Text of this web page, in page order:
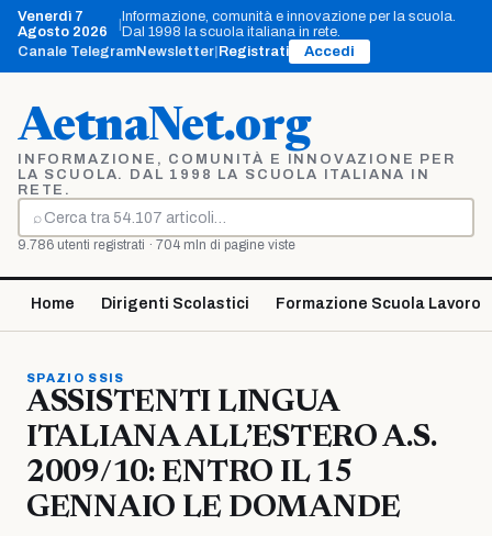
Vai
contenuto
Venerdì 7
Agosto 2026
Informazione, comunità e innovazione per la scuola.
Dal 1998 la scuola italiana in rete.
Canale TelegramNewsletter Registrati Accedi
AetnaNet.org
INFORMAZIONE, COMUNITÀ E INNOVAZIONE PER
LA SCUOLA. DAL 1998 LA SCUOLA ITALIANA IN
RETE.
⌕
Cerca
9.786 utenti registrati · 704 mln di pagine viste
Home Dirigenti Scolastici Formazione Scuola Lavoro
SPAZIO SSIS
ASSISTENTI LINGUA
ITALIANA ALL’ESTERO A.S.
2009/10: ENTRO IL 15
GENNAIO LE DOMANDE